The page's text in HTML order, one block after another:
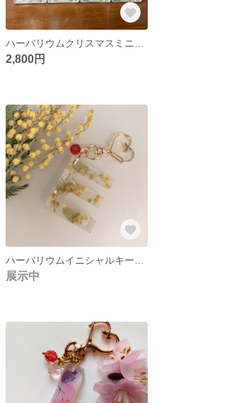
2,800円
展示中